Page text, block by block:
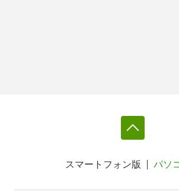
スマートフォン版 パソ